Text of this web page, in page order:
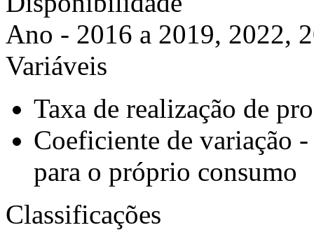
Ano - 2016 a 2019, 2022,
Variáveis
Taxa de realização de
Coeficiente de variação
para o próprio consumo
Classificações